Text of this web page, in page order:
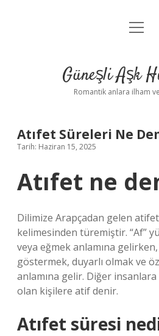
Anasayfa
Yasal
menüyü
Güneşli Aşk
Romantik anlara ilham
Atıfet Süreleri Ne
Tarih: Haziran 15, 2025
Atıfet ne
Dilimize Arapçadan gelen
kelimesinden türemiştir. “Af”
veya eğmek anlamına
göstermek, duyarlı olmak ve
anlamına gelir. Diğer
olan kişilere atif denir.
Atıfet süresi